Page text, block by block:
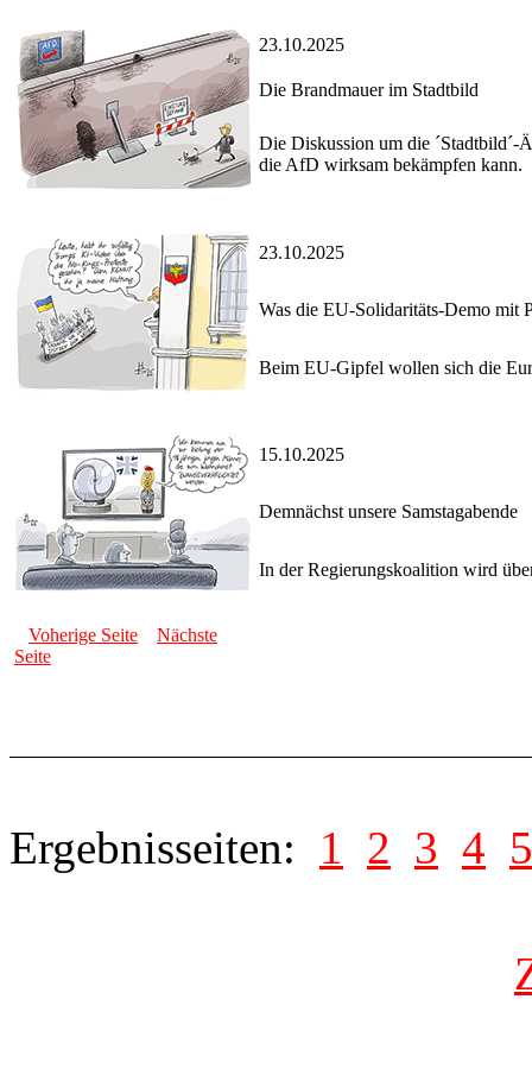
23.10.2025
Die Brandmauer im Stadtbild
Die Diskussion um die ´Stadtbild´-
die AfD wirksam bekämpfen kann.
23.10.2025
Was die EU-Solidaritäts-Demo mit
Beim EU-Gipfel wollen sich die
15.10.2025
Demnächst unsere Samstagabende
In der Regierungskoalition wird
Voherige Seite
Nächste
Seite
Ergebnisseiten: 1 2 3 4 5